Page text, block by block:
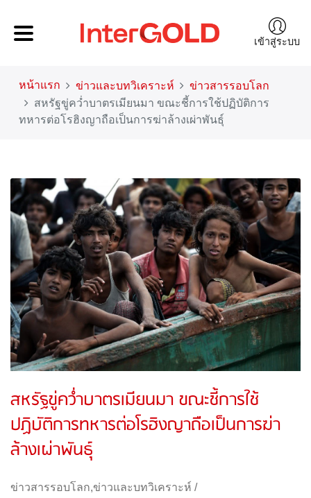
เข้าสู่ระบบ
หน้าแรก ข่าวและบทวิเคราะห์
ข่าวสารรอบโลก
สหรัฐขู่คว่ำบาตรเมียนมา ขณะชี้การใช้ปฏิบัติการ
ทหารต่อโรฮิงญาถือเป็นการฆ่าล้างเผ่าพันธุ์
สหรัฐขู่คว่ำบาตรเมียนมา ขณะชี้การใช้
ปฏิบัติการทหารต่อโรฮิงญาถือเป็นการฆ่า
ล้างเผ่าพันธุ์
ข่าวสารรอบโลก,ข่าวและบทวิเคราะห์ /